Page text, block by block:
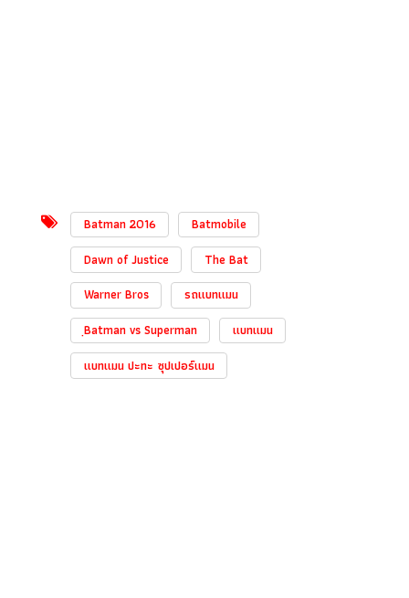
Batman 2016
Batmobile
Dawn of Justice
The Bat
Warner Bros
รถแบทแมน
ฺBatman vs Superman
แบทแมน
แบทแมน ปะทะ ซุปเปอร์แมน